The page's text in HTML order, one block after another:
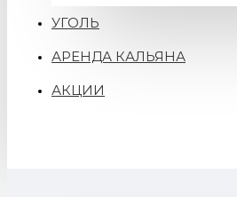
УГОЛЬ
АРЕНДА КАЛЬЯНА
АКЦИИ